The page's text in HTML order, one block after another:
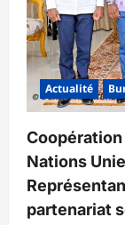
Actualité
Nations
partenariat